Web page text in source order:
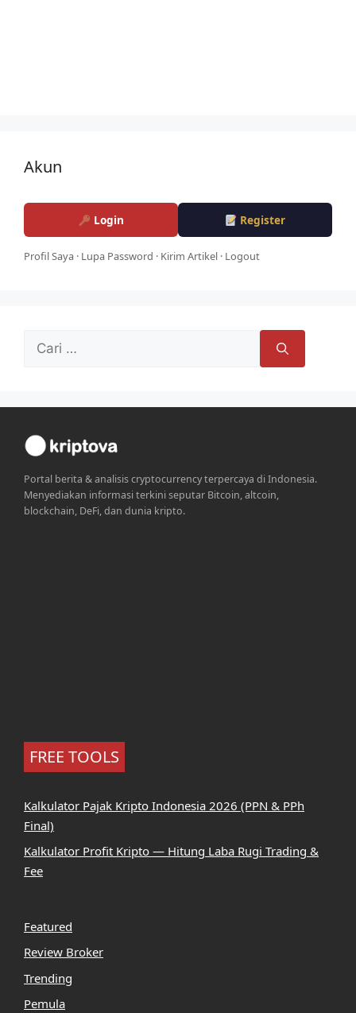
Akun
Login Register
Profil Saya · Lupa Password · Kirim Artikel · Logout
Cari
Portal berita & analisis cryptocurrency terpercaya di Indonesia.
Menyediakan informasi terkini seputar Bitcoin, altcoin,
blockchain, DeFi, dan dunia kripto.
FREE TOOLS
Kalkulator Pajak Kripto Indonesia 2026 (PPN & PPh
Final)
Kalkulator Profit Kripto — Hitung Laba Rugi Trading &
Fee
Featured
Review Broker
Trending
Pemula